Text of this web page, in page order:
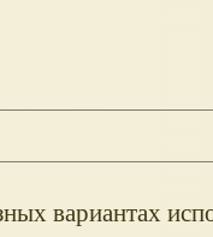
вариантах